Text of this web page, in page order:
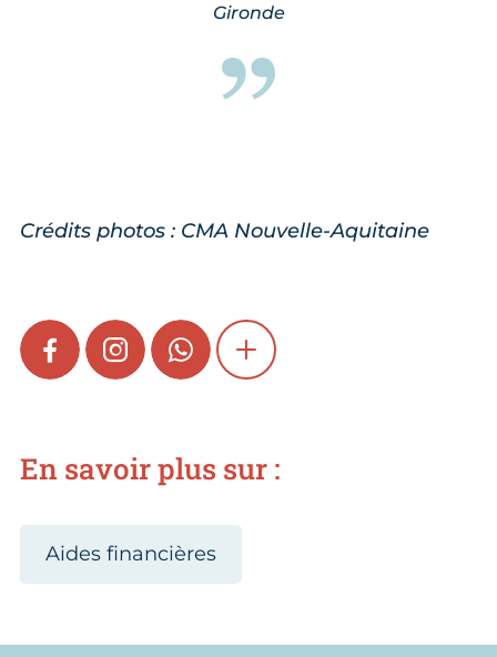
Gironde
Crédits photos : CMA Nouvelle-Aquitaine
FACEBOOKINSTAGRAMWHATSAPPSHOW MORE
En savoir plus sur :
Aides financières